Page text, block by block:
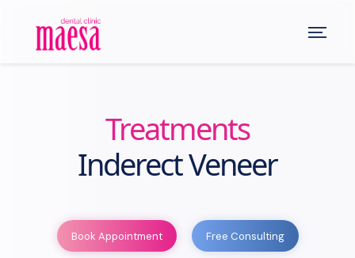
Treatments
Inderect Veneer
Book Appointment Free Consulting